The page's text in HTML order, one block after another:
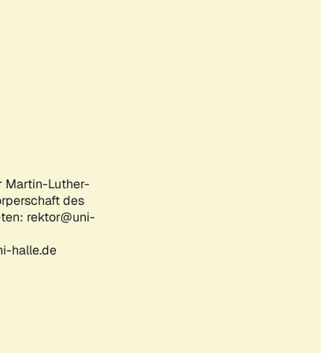
Martin-Luther-
des
rektor@uni-
halle.de